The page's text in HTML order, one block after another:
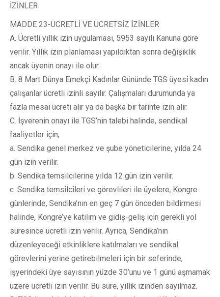
İZİNLER
MADDE 23-ÜCRETLİ VE ÜCRETSİZ İZİNLER
A. Ücretli yıllık izin uygulaması, 5953 sayılı Kanuna göre
verilir. Yıllık izin planlaması yapıldıktan sonra değişiklik
ancak üyenin onayı ile olur.
B. 8 Mart Dünya Emekçi Kadınlar Gününde TGS üyesi kadın
çalışanlar ücretli izinli sayılır. Çalışmaları durumunda ya
fazla mesai ücreti alır ya da başka bir tarihte izin alır.
C. İşverenin onayı ile TGS’nin talebi halinde, sendikal
faaliyetler için;
a. Sendika genel merkez ve şube yöneticilerine, yılda 24
gün izin verilir.
b. Sendika temsilcilerine yılda 12 gün izin verilir.
c. Sendika temsilcileri ve görevlileri ile üyelere, Kongre
günlerinde, Sendika’nın en geç 7 gün önceden bildirmesi
halinde, Kongre’ye katılım ve gidiş-geliş için gerekli yol
süresince ücretli izin verilir. Ayrıca, Sendika’nın
düzenleyeceği etkinliklere katılmaları ve sendikal
görevlerini yerine getirebilmeleri için bir seferinde,
işyerindeki üye sayısının yüzde 30’unu ve 1 günü aşmamak
üzere ücretli izin verilir. Bu süre, yıllık izinden sayılmaz.